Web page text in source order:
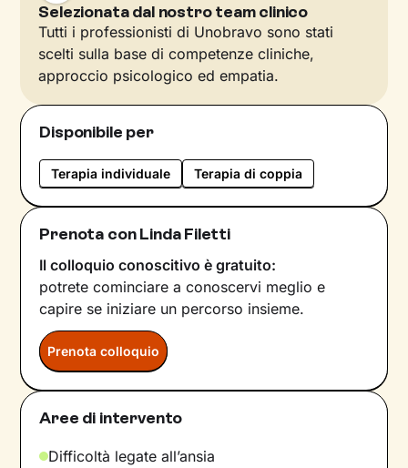
Selezionata dal nostro team clinico
Tutti i professionisti di Unobravo sono stati
scelti sulla base di competenze cliniche,
approccio psicologico ed empatia.
Disponibile per
Terapia individuale Terapia di coppia
Prenota con Linda Filetti
Il colloquio conoscitivo è gratuito:
potrete cominciare a conoscervi meglio e
capire se iniziare un percorso insieme.
Prenota colloquio
Aree di intervento
Difficoltà legate all’ansia